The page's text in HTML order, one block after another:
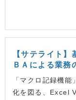
【サテライト
ＢＡによる業務
「マクロ記録機
化を図る、Excel